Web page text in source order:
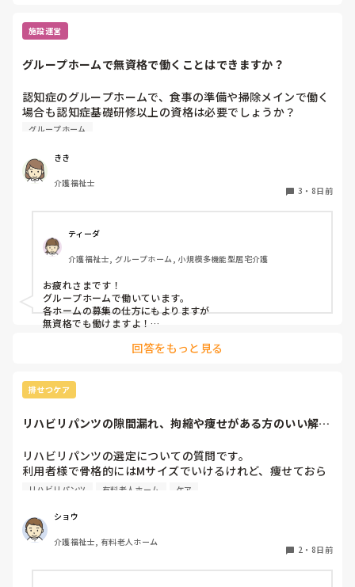
施設運営
グループホームで無資格で働くことはできますか？
認知症のグループホームで、食事の準備や掃除メインで働く
場合も認知症基礎研修以上の資格は必要でしょうか？
無資格でも大丈夫でしょうか？
グループホーム
きき
介護福祉士
3 ・ 8日前
ティーダ
介護福祉士, グループホーム, 小規模多機能型居宅介護
お疲れさまです！
グループホームで働いています。
各ホームの募集の仕方にもよりますが
無資格でも働けますよ！
認知症に関してはもしかしたら
ただ、グループホームは利用者様がMAX9名で、その中に介助
出来る職員がいて基本はは全ての業務をこなすので
います。
以外が残業する事で対応出来ています。）
なのでそういう人が足りていない施設にとっては貴重な存在に
なるし、直接介助しなくても現場で利用者様と会話はするの
そこから興味があればですが、資格取得支援が受けられる可能
性もありますし(^^)
回答をもっと見る
排せつケア
リハビリパンツの隙間漏れ、拘縮や痩せがある方のいい解決
リハビリパンツの選定についての質問です。
利用者様で骨格的にはMサイズでいけるけれど、痩せておら
れたり、拘縮等で隙間ができ、そこから漏れてしまう方がた
ちなみに、パッドも当てている方がほとんどです。
みなさんの施設での対策や、おすすめの選び方・当て方など
よろしくお願いいたします。
リハビリパンツ 有料老人ホーム ケア
ショウ
介護福祉士, 有料老人ホーム
2 ・ 8日前